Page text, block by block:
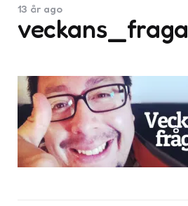
veckans_fraga
13 år ago